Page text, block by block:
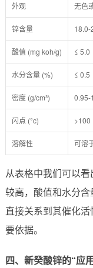
外观 无色
锌含量 18.0-
酸值 (mg koh/g) ≤ 5.0
水分含量 (%) ≤ 0.5
密度 (g/cm³) 0.95-
闪点 (°c) >100
溶解性 可溶
从表格中我们可以
较高，酸值和水分
直接关系到其催化
要依据。
四、新癸酸锌的“应